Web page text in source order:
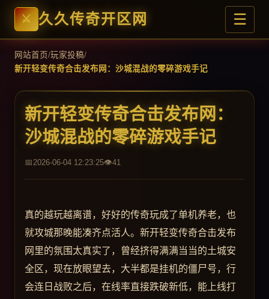
久久传奇开区网 ☰
网站首页/玩家投稿/
新开轻变传奇合击发布网：沙城混战的零碎游戏手记
新开轻变传奇合击发布网：
沙城混战的零碎游戏手记
2026-06-04 12:23:25 41
真的越玩越离谱，好好的传奇玩成了单机养老，也
就攻城那晚能凑齐点活人。新开轻变传奇合击发布
网里的氛围太真实了，曾经挤得满满当当的土城安
全区，现在放眼望去，大半都是挂机的僵尸号，行
会连日战败之后，在线率直接跌破新低，能上线打